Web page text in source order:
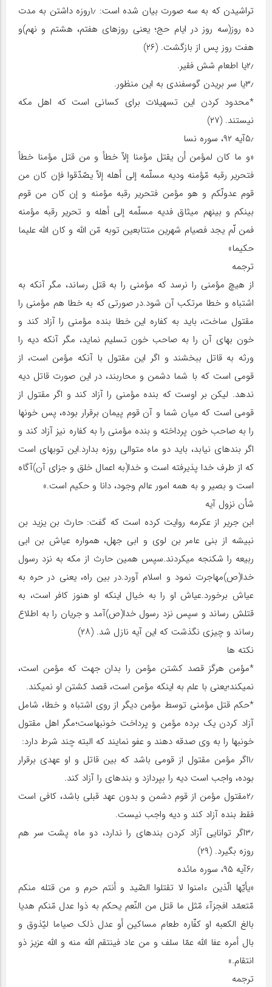
تراشیدن که به سه صورت بیان شده است: ۱٫روزه داشتن به مدت
ده روز(سه روز در ایام حج؛ یعنی روزهای هفتم، هشتم و نهم)و
هفت روز پس از بازگشت. (۲۶)
۲٫یا اطعام شش فقیر.
۳٫یا سر بریدن گوسفندی به این منظور.
*محدود کردن این تسهیلات برای کسانی است که اهل مکه
نیستند. (۲۷)
۵٫آیه ۹۲، سوره نسا
«و ما کان لمؤمن أن یقتل مؤمنا إلاّ خطأ و من قتل مؤمنا خطأ
فتحریر رقبه مّؤمنه ودیه مسلّمه إلی أهله إلاّ یصّدّقوا فإن کان من
قوم عدولّکم و هو مؤمن فتحریر رقبه مؤمنه و إن کان من قوم
بینکم و بینهم میثاق فدیه مسلّمه إلی أهله و تحریر رقبه مؤمنه
فمن لّم یجد فصیام شهرین متتابعین توبه مّن اللّه و کان اللّه علیما
حکیما»
ترجمه
از هیچ مؤمنی را نرسد که مؤمنی را به قتل رساند، مگر آن‏که به
اشتباه و خطا مرتکب آن شود.در صورتی که به خطا هم مؤمنی را
مقتول ساخت، باید به کفاره این خطا بنده مؤمنی را آزاد کند و
خون بهای آن را به صاحب خون تسلیم نماید، مگر آن‏که دیه را
ورثه به قاتل ببخشند و اگر این مقتول با آن‏که مؤمن است، از
قومی است که با شما دشمن و محاربند، در این صورت قاتل دیه
ندهد. لیکن بر اوست که بنده مؤمنی را آزاد کند و اگر مقتول از
قومی است که میان شما و آن قوم پیمان برقرار بوده، پس خون‏ها
را به صاحب خون پرداخته و بنده مؤمنی را به کفاره نیز آزاد کند و
اگر بنده‏ای نیابد، باید دو ماه متوالی روزه بدارد.این توبه‏ای است
که از طرف خدا پذیرفته است و خدا(به اعمال خلق و جزای آن)آگاه
است و بصیر و به همه امور عالم وجود، دانا و حکیم است.»
شأن نزول آیه
ابن جریر از عکرمه روایت کرده است که گفت: حارث بن یزید بن
نبیشه از بنی عامر بن لوی و ابی جهل، همواره عیاش بن ابی
ربیعه را شکنجه می‏کردند.سپس همین حارث از مکه به نزد رسول
خدا(ص)مهاجرت نمود و اسلام آورد.در بین راه، یعنی در حره به
عیاش برخورد.عیاش او را به خیال این‏که او هنوز کافر است، به
قتلش رساند و سپس نزد رسول خدا(ص)آمد و جریان را به اطلاع
رساند و چیزی نگذشت که این آیه نازل شد. (۲۸)
نکته‏ ها
*مؤمن هرگز قصد کشتن مؤمن را بدان جهت که مؤمن است،
نمی‏کند؛یعنی با علم به این‏که مؤمن است، قصد کشتن او نمی‏کند.
*حکم قتل مؤمنی توسط مؤمن دیگر از روی اشتباه و خطا، شامل
آزاد کردن یک برده مؤمن و پرداخت خون‏بهاست؛مگر اهل مقتول
خون‏بها را به وی صدقه دهند و عفو نمایند که البته چند شرط دارد:
۱٫اگر مؤمن مقتول از قومی باشد که بین قاتل و او عهدی برقرار
بوده، واجب است دیه را بپردازد و بنده‏ای را آزاد کند.
۲٫مقتول مؤمن از قوم دشمن و بدون عهد قبلی باشد، کافی است
فقط بنده آزاد کند و دیه واجب نیست.
۳٫اگر توانایی آزاد کردن بنده‏ای را ندارد، دو ماه پشت سر هم
روزه بگیرد. (۲۹)
۶٫آیه ۹۵، سوره مائده
«یأیّها الّذین ءامنوا لا تقتلوا الصّید و أنتم حرم و من قتله منکم
مّتعمّد افجزآء مّثل ما قتل من النّعم یحکم به ذوا عدل مّنکم هدیا
بالغ الکعبه او کفّاره طعام مساکین أو عدل ذلک صیاما لیّذوق و
بال أمره عفا اللّه عمّا سلف و من عاد فینتقم اللّه منه و اللّه عزیز ذو
انتقام.»
ترجمه